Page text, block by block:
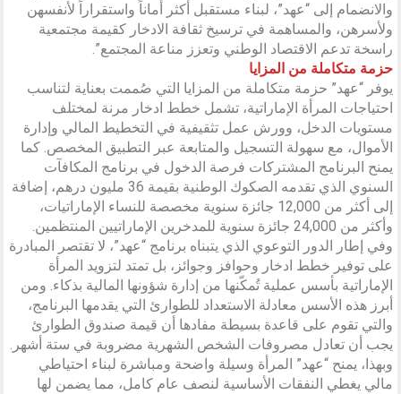
والانضمام إلى “عهد”، لبناء مستقبل أكثر أماناً واستقراراً لأنفسهن
ولأسرهن، والمساهمة في ترسيخ ثقافة الادخار كقيمة مجتمعية
راسخة تدعم الاقتصاد الوطني وتعزز مناعة المجتمع”.
حزمة متكاملة من المزايا
يوفر “عهد” حزمة متكاملة من المزايا التي صُممت بعناية لتناسب
احتياجات المرأة الإماراتية، تشمل خطط ادخار مرنة لمختلف
مستويات الدخل، وورش عمل تثقيفية في التخطيط المالي وإدارة
الأموال، مع سهولة التسجيل والمتابعة عبر التطبيق المخصص. كما
يمنح البرنامج المشتركات فرصة الدخول في برنامج المكافآت
السنوي الذي تقدمه الصكوك الوطنية بقيمة 36 مليون درهم، إضافة
إلى أكثر من 12,000 جائزة سنوية مخصصة للنساء الإماراتيات،
وأكثر من 24,000 جائزة سنوية للمدخرين الإماراتيين المنتظمين.
وفي إطار الدور التوعوي الذي يتبناه برنامج “عهد”، لا تقتصر المبادرة
على توفير خطط ادخار وحوافز وجوائز، بل تمتد لتزويد المرأة
الإماراتية بأسس عملية تُمكّنها من إدارة شؤونها المالية بذكاء. ومن
أبرز هذه الأسس معادلة الاستعداد للطوارئ التي يقدمها البرنامج،
والتي تقوم على قاعدة بسيطة مفادها أن قيمة صندوق الطوارئ
يجب أن تعادل مصروفات الشخص الشهرية مضروبة في ستة أشهر.
وبهذا، يمنح “عهد” المرأة وسيلة واضحة ومباشرة لبناء احتياطي
مالي يغطي النفقات الأساسية لنصف عام كامل، مما يضمن لها